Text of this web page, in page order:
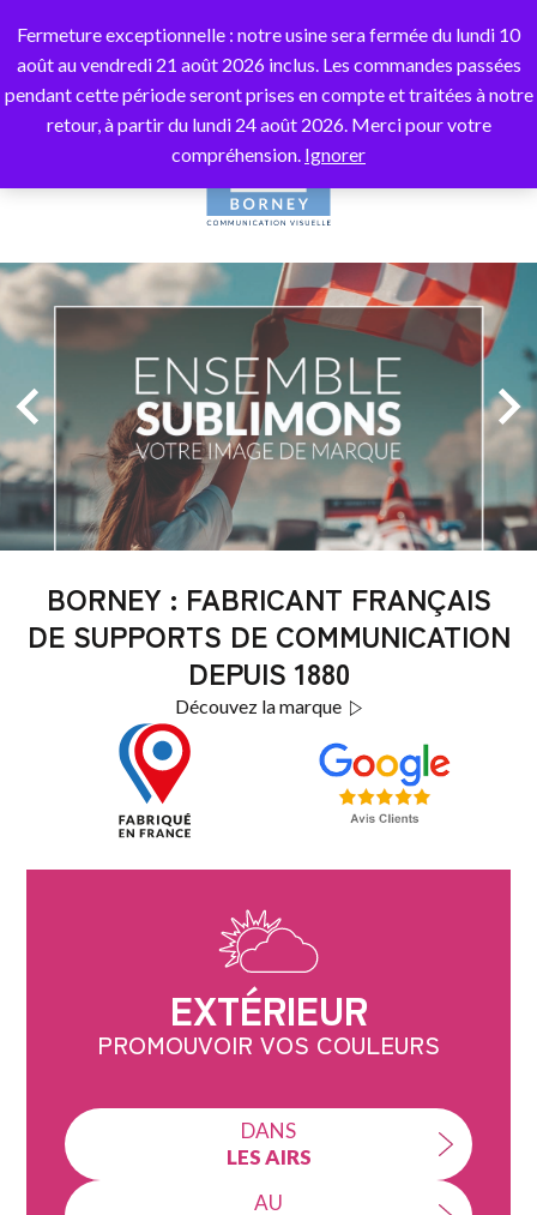
codeBORNEY10
BORNEY : FABRICANT FRANÇAIS
DE SUPPORTS DE COMMUNICATION
DEPUIS 1880
Découvez la marque
EXTÉRIEUR
PROMOUVOIR VOS COULEURS
DANS
LES AIRS
AU
Fermeture exceptionnelle : notre usine sera fermée du lundi 10
août au vendredi 21 août 2026 inclus. Les commandes passées
pendant cette période seront prises en compte et traitées à notre
retour, à partir du lundi 24 août 2026. Merci pour votre
compréhension. Ignorer